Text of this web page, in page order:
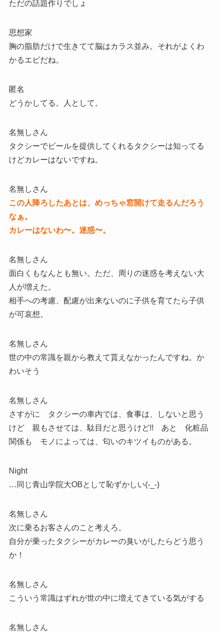
ただの話題作りでしょ
思想家
胸の脂肪だけで生きてて脳はカラス並み。それがよくわ
かるエピだね。
匿名
どうかしてる。人として。
名無しさん
タクシーでビールを提供してくれるタクシーは知ってる
けどカレーはないですね。
名無しさん
この人降ろしたあとは、めっちゃ窓開けて走るんだろう
なぁ。
カレーはないわ〜。迷惑〜。
名無しさん
面白くもなんとも無い。ただ、周りの迷惑を考えない大
人が増えた。
相手への考慮、配慮が出来ないのに子供を育てたら子供
が可哀想。
名無しさん
世の中の常識を親から教えて貰えなかったんですね。か
わいそう
名無しさん
さすがに タクシーの車内では、食事は、しないと思う
けど 親もさせては、駄目だと思うけど!! あと 化粧品
関係も モノによっては、匂いのキツイものがある。
Night
…同じ青山学院大OBとして恥ずかしい(-_-)
名無しさん
次に乗るお客さんのこと考えろ。
自分が乗ったタクシーがカレーの臭いがしたらどう思う
か！
名無しさん
こういう常識はずれが世の中に増えてきている気がする
名無しさん